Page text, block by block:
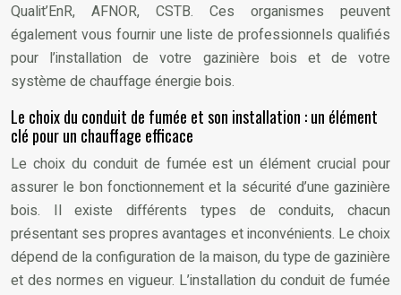
Qualit’EnR, AFNOR, CSTB. Ces organismes peuvent
également vous fournir une liste de professionnels qualifiés
pour l’installation de votre gazinière bois et de votre
système de chauffage énergie bois.
Le choix du conduit de fumée et son installation : un élément
clé pour un chauffage efficace
Le choix du conduit de fumée est un élément crucial pour
assurer le bon fonctionnement et la sécurité d’une gazinière
bois. Il existe différents types de conduits, chacun
présentant ses propres avantages et inconvénients. Le choix
dépend de la configuration de la maison, du type de gazinière
et des normes en vigueur. L’installation du conduit de fumée